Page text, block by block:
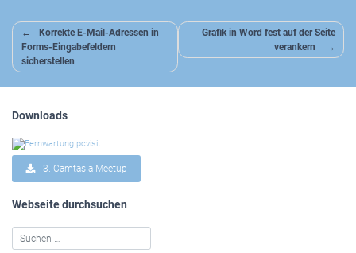
Beitragsnavigation
Korrekte E-Mail-Adressen in
Forms-Eingabefeldern
sicherstellen
Grafik in Word fest auf der Seite
verankern
Downloads
3. Camtasia Meetup
Webseite durchsuchen